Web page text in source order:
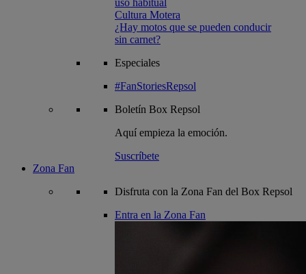
uso habitual
Cultura Motera
¿Hay motos que se pueden conducir
sin carnet?
Especiales
#FanStoriesRepsol
Boletín Box Repsol
Aquí empieza la emoción.
Suscríbete
Zona Fan
Disfruta con la Zona Fan del Box Repsol
Entra en la Zona Fan